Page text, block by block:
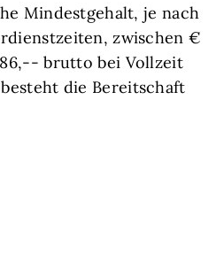
Mindestgehalt, je nach
zwischen €
brutto bei Vollzeit
die Bereitschaft